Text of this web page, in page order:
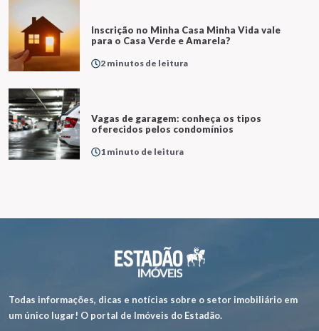
Inscrição no Minha Casa Minha Vida vale
para o Casa Verde e Amarela?
2 minutos de leitura
Vagas de garagem: conheça os tipos
oferecidos pelos condomínios
1 minuto de leitura
Todas informações, dicas e notícias sobre o setor imobiliário em
um único lugar! O portal de Imóveis do Estadão.